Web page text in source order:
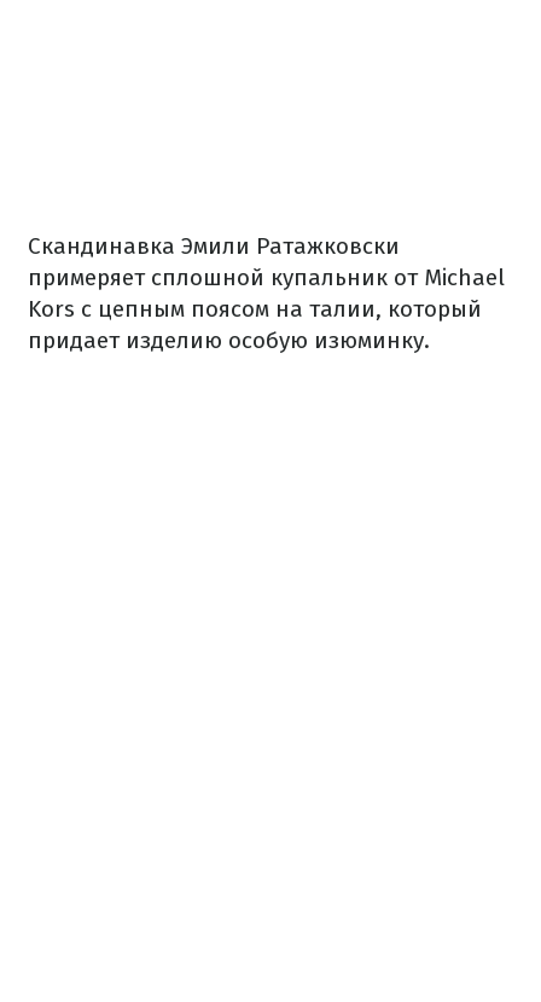
Скандинавка Эмили Ратажковски
примеряет сплошной купальник от Michael
Kors с цепным поясом на талии, который
придает изделию особую изюминку.